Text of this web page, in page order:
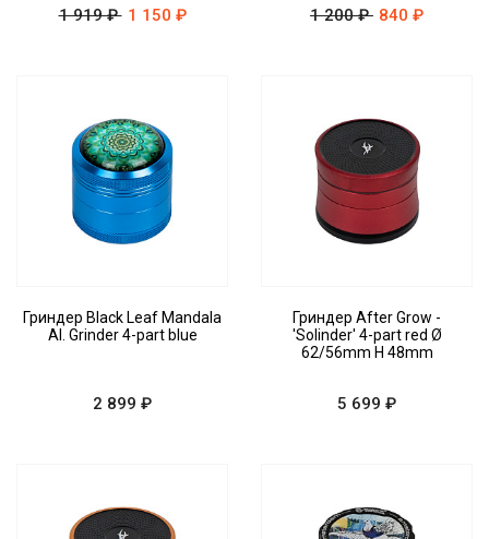
1 919 ₽ 1 150 ₽ 1 200 ₽ 840 ₽
Гриндер Black Leaf Mandala
Al. Grinder 4-part blue
2 899 ₽
Гриндер After Grow -
'Solinder' 4-part red Ø
62/56mm H 48mm
5 699 ₽